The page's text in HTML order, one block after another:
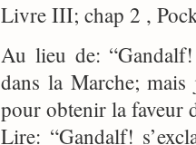
Livre III; chap 2 ,
Au lieu de:
dans la Marche; mais
pour obtenir la faveur
Lire: “Gandalf!